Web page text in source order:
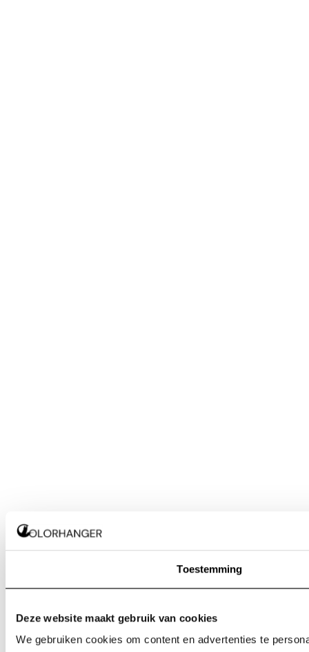
Toestemming
Deze website maakt gebruik van cookies
We gebruiken cookies om content en advertenties te